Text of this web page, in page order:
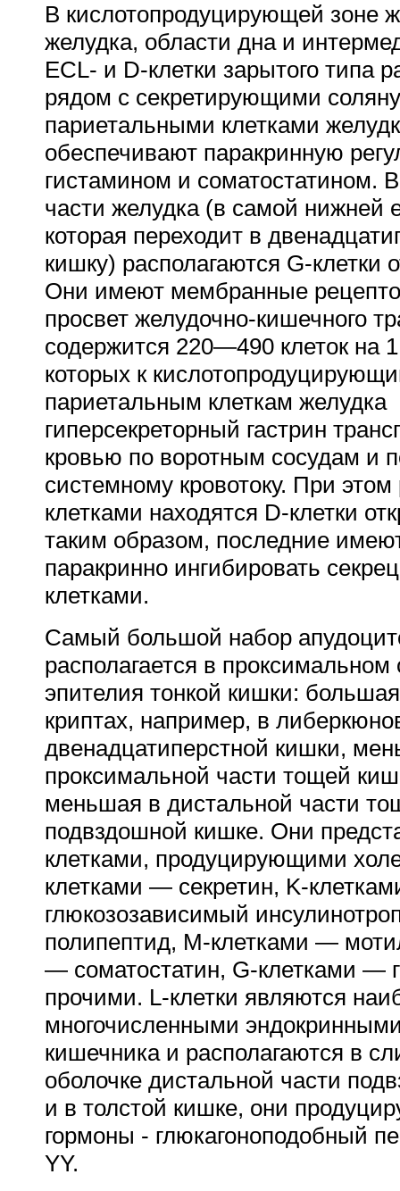
В кислотопродуцирующей зоне
желудка, области дна и
ECL- и D-клетки зарытого типа
рядом с секретирующими
париетальными клетками
обеспечивают паракринную
гистамином и соматостатином.
части желудка (в самой нижней
которая переходит в
кишку) располагаются G-клетки
Они имеют мембранные
просвет желудочно-кишечного
содержится 220—490 клеток на
которых к
париетальным клеткам желудка
гиперсекреторный гастрин
кровью по воротным сосудам и
системному кровотоку. При
клетками находятся D-клетки
таким образом, последние
паракринно ингибировать
клетками.
Самый большой набор
располагается в проксимальном
эпителия тонкой кишки:
криптах, например, в
двенадцатиперстной кишки,
проксимальной части тощей
меньшая в дистальной части
подвздошной кишке. Они
клетками, продуцирующими
клетками — секретин, K-
глюкозозависимый
полипептид, M-клетками —
— соматостатин, G-клетками —
прочими. L-клетки являются
многочисленными
кишечника и располагаются в
оболочке дистальной части
и в толстой кишке, они
гормоны - глюкагоноподобный
YY.